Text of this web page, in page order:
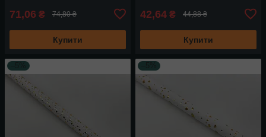
71,06 ₴ 74,80 ₴
Купити
42,64 ₴ 44,88 ₴
Купити